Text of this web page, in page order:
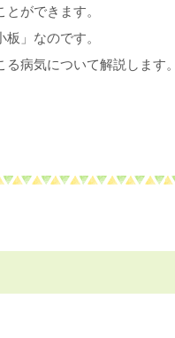
ができます。
」なのです。
病気について解説します。